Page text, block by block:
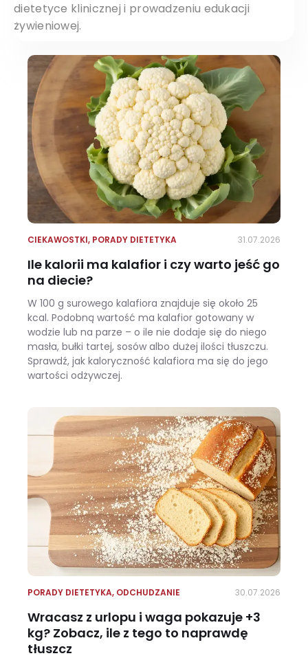
dietetyce klinicznej i prowadzeniu edukacji
żywieniowej.
CIEKAWOSTKI, PORADY DIETETYKA 31.07.2026
Ile kalorii ma kalafior i czy warto jeść go
na diecie?
W 100 g surowego kalafiora znajduje się około 25
kcal. Podobną wartość ma kalafior gotowany w
wodzie lub na parze – o ile nie dodaje się do niego
masła, bułki tartej, sosów albo dużej ilości tłuszczu.
Sprawdź, jak kaloryczność kalafiora ma się do jego
wartości odżywczej.
PORADY DIETETYKA, ODCHUDZANIE 30.07.2026
Wracasz z urlopu i waga pokazuje +3
kg? Zobacz, ile z tego to naprawdę
tłuszcz